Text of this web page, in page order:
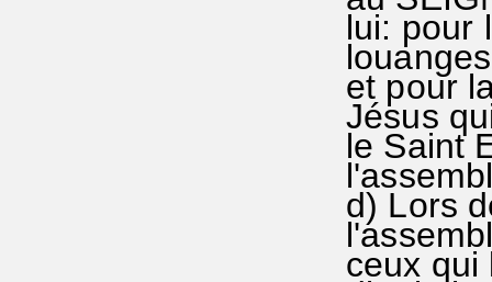
lui: pour
et pour
Jésus
le Saint
d) Lors
ceux qui